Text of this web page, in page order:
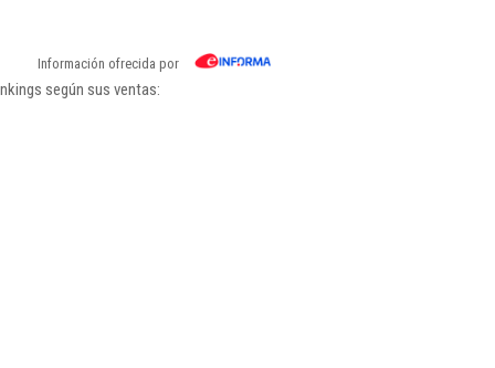
Información ofrecida por
según sus ventas: